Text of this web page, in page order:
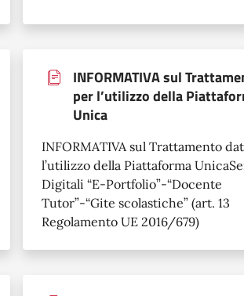
INFORMATIVA sul
per l’utilizzo della
Unica
INFORMATIVA sul Trattamento
l’utilizzo della Piattaforma
Digitali “E-Portfolio”-“Docente
Tutor”-“Gite scolastiche” (art. 13
Regolamento UE 2016/679)